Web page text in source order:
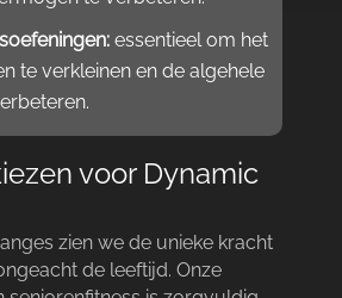
essentieel om het
te verkleinen en de algehele
voor Dynamic
zien we de unieke kracht
de leeftijd.​ Onze